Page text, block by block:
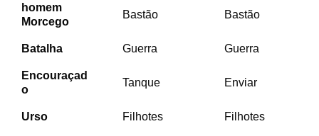
homem
Morcego
Bastão Bastão
Batalha Guerra Guerra
Encouraçad
o
Tanque Enviar
Urso Filhotes Filhotes